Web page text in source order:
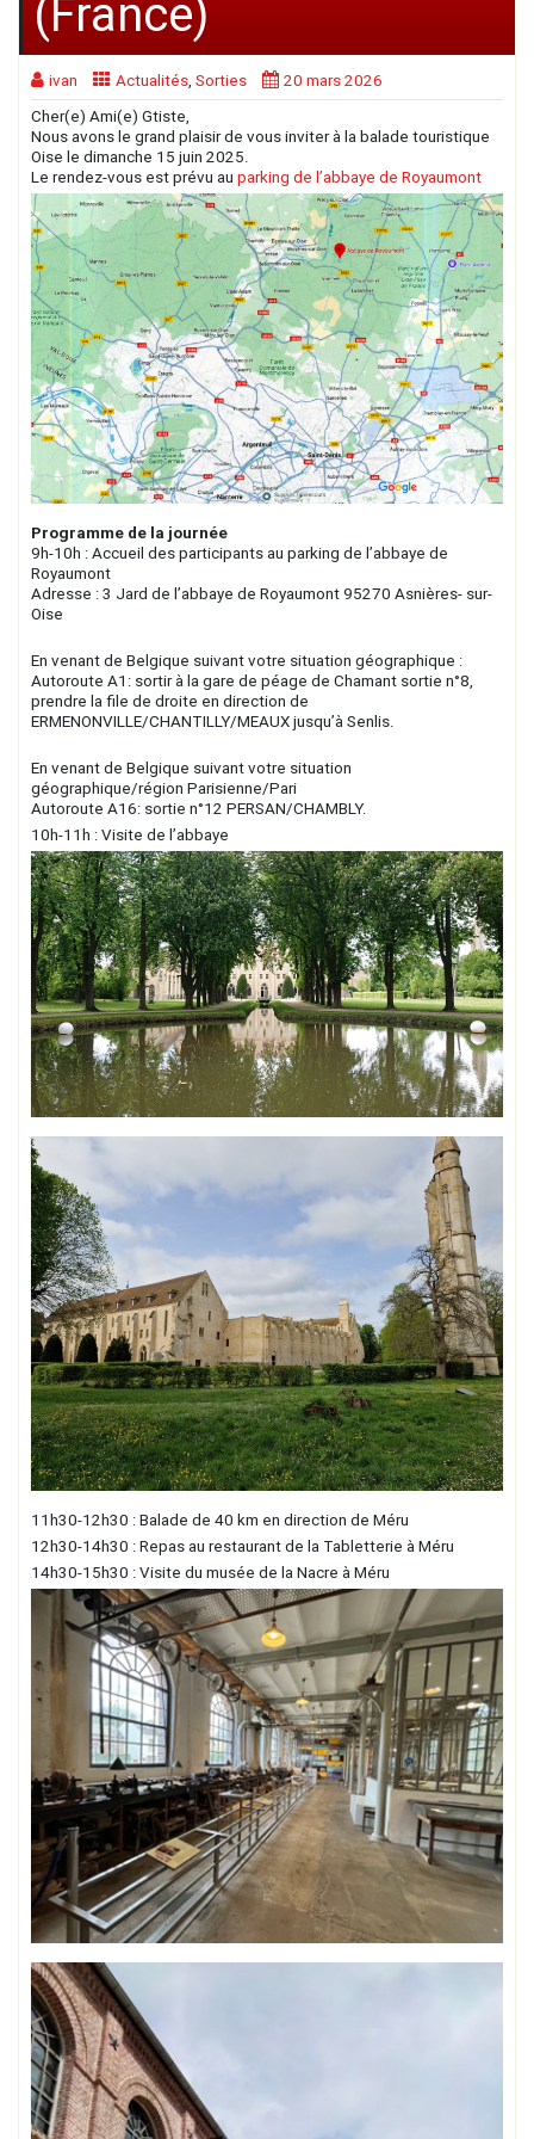
(France)
ivan Actualités, Sorties
20 mars 2026
Cher(e) Ami(e) Gtiste,
Nous avons le grand plaisir de vous inviter à la balade touristique
Oise le dimanche 15 juin 2025.
Le rendez-vous est prévu au parking de l’abbaye de Royaumont
Programme de la journée
9h-10h : Accueil des participants au parking de l’abbaye de
Royaumont
Adresse : 3 Jard de l’abbaye de Royaumont 95270 Asnières- sur-
Oise
En venant de Belgique suivant votre situation géographique :
Autoroute A1: sortir à la gare de péage de Chamant sortie n°8,
prendre la file de droite en direction de
ERMENONVILLE/CHANTILLY/MEAUX jusqu’à Senlis.
En venant de Belgique suivant votre situation
géographique/région Parisienne/Pari
Autoroute A16: sortie n°12 PERSAN/CHAMBLY.
10h-11h : Visite de l’abbaye
11h30-12h30 : Balade de 40 km en direction de Méru
12h30-14h30 : Repas au restaurant de la Tabletterie à Méru
14h30-15h30 : Visite du musée de la Nacre à Méru